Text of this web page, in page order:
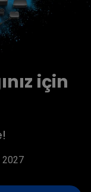
için
2027